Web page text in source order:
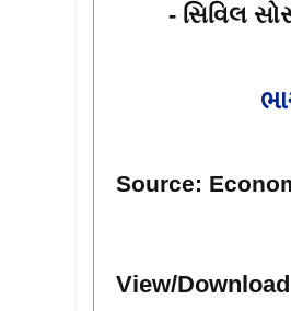
- સિવિલ
Source:
View/